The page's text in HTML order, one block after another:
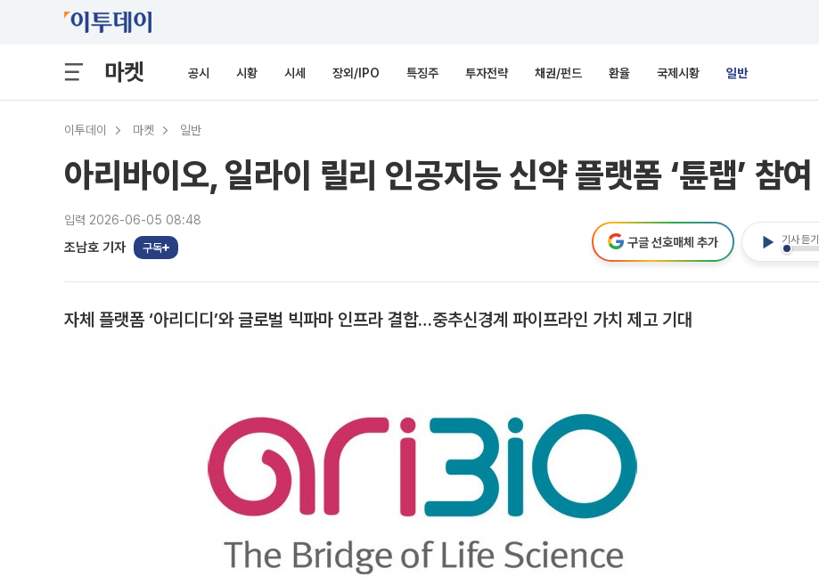
마켓 공시 시황 시세 장외/IPO 특징주 투자전략 채권/펀드 환율 국제시황 일반
이투데이 마켓 일반
아리바이오, 일라이 릴리 인공지능 신약 플랫폼 ‘튠랩’ 참여
입력 2026-06-05 08:48
조남호 기자 구독
기사 듣기
구글 선호매체 추가
자체 플랫폼 ‘아리디디’와 글로벌 빅파마 인프라 결합…중추신경계 파이프라인 가치 제고 기대